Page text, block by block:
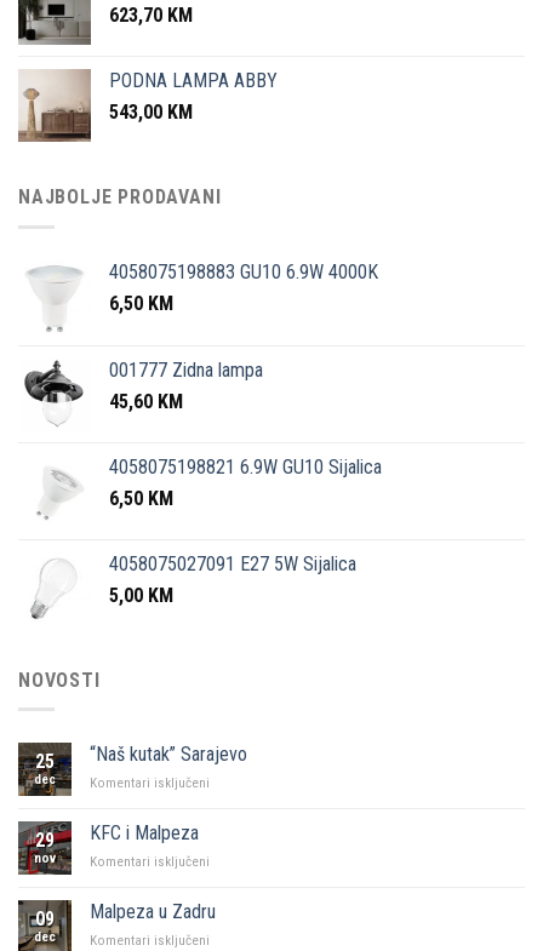
623,70 KM
PODNA LAMPA ABBY
543,00 KM
NAJBOLJE PRODAVANI
4058075198883 GU10 6.9W 4000K
6,50 KM
001777 Zidna lampa
45,60 KM
4058075198821 6.9W GU10 Sijalica
6,50 KM
4058075027091 E27 5W Sijalica
5,00 KM
NOVOSTI
25
dec
“Naš kutak” Sarajevo
Komentari isključeni
29
nov
KFC i Malpeza
Komentari isključeni
Malpeza
09
dec
Malpeza u Zadru
Komentari isključeni